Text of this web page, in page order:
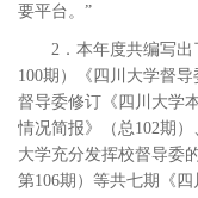
要平台。”
2．本年度共编写
100期）《四川大学督
督导委修订《四川大学
情况简报》（总102期
大学充分发挥校督导委
第106期）等共七期《四